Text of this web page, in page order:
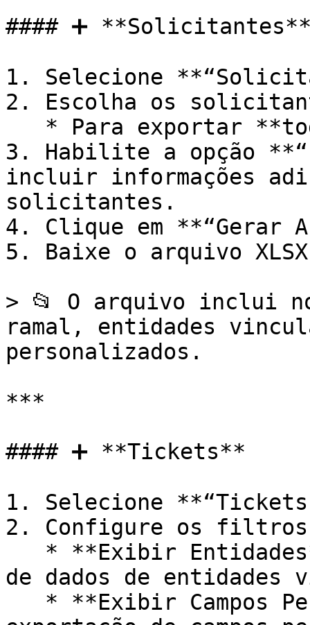
#### ➕
1. Selecione
2. Escolha os
3. Habilite a opção
incluir informações
solicitantes.
4. Clique em **“Gerar
5. Baixe o arquivo
> 📂 O arquivo inclui
ramal, entidades
personalizados.
***
#### ➕ **Tickets**
1. Selecione
2. Configure os
de dados de